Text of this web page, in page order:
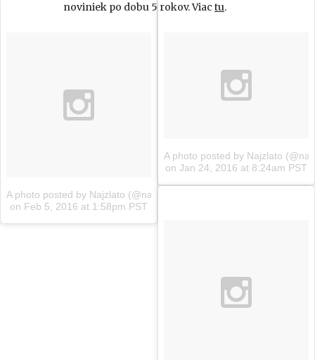
noviniek po dobu 5 rokov. Viac tu.
A photo posted by Najzlato (@najzlato.sk)
on Feb 5, 2016 at 1:58pm PST
A photo posted by Najzlato
on Jan 24, 2016 at 8:24am PST